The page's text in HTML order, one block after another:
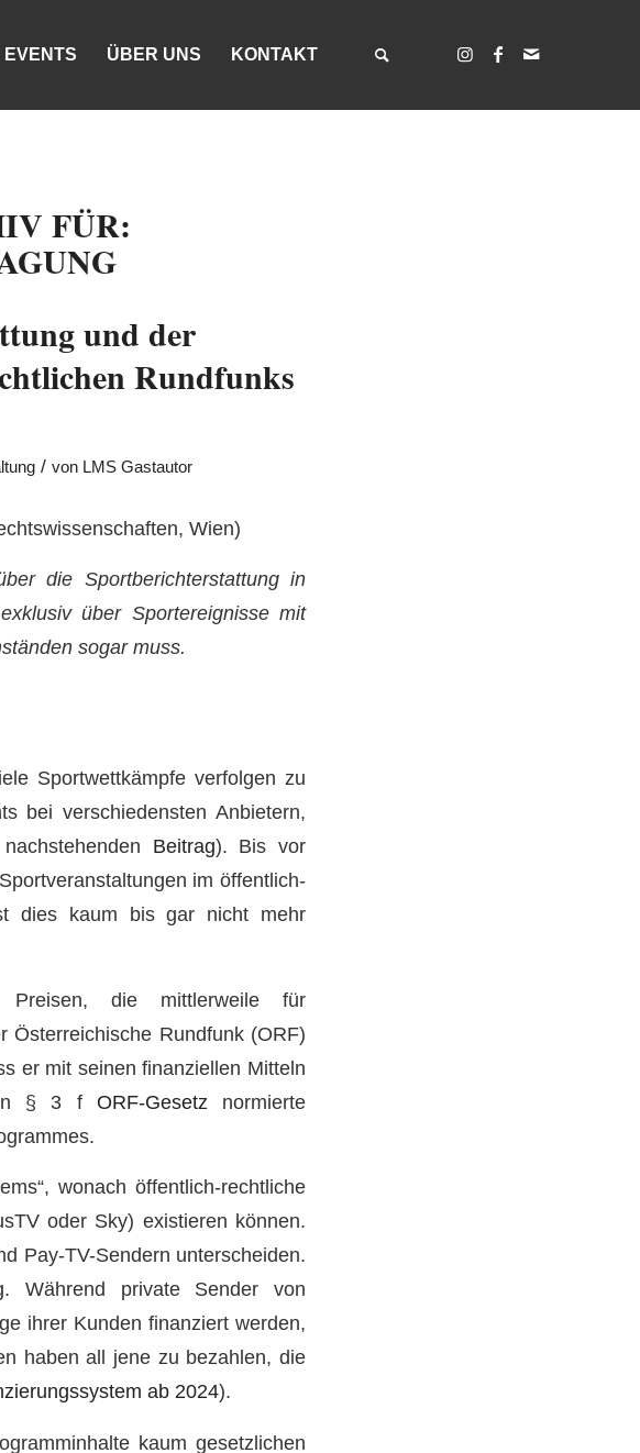
EVENTS ÜBER UNS KONTAKT
FÜR:
und der
Rundfunks
/ von LMS Gastautor
Wien)
die Sportberichterstattung in
über Sportereignisse mit
sogar muss.
Sportwettkämpfe verfolgen zu
bei verschiedensten Anbietern,
Beitrag). Bis vor
im öffentlich-
dies kaum bis gar nicht mehr
die mittlerweile für
Österreichische Rundfunk (ORF)
er mit seinen finanziellen Mitteln
in § 3 f ORF-Gesetz normierte
wonach öffentlich-rechtliche
oder Sky) existieren können.
Pay-TV-Sendern unterscheiden.
Während private Sender von
ihrer Kunden finanziert werden,
haben all jene zu bezahlen, die
ab 2024).
kaum gesetzlichen